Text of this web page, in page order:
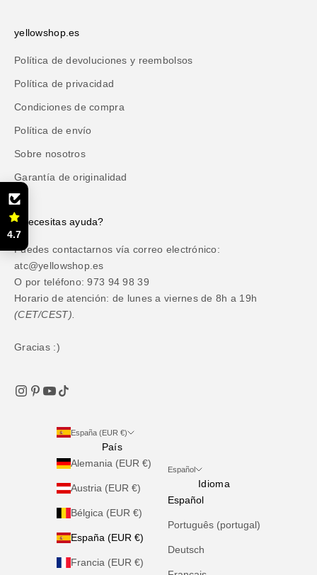
yellowshop.es
Política de devoluciones y reembolsos
Política de privacidad
Condiciones de compra
Política de envío
Sobre nosotros
Garantía de originalidad
¿Necesitas ayuda?
Puedes contactarnos vía correo electrónico:
atc@yellowshop.es
O por teléfono: 973 94 98 39
Horario de atención: de lunes a viernes de 8h a 19h
(CET/CEST).
Gracias :)
España (EUR €)
País
Alemania (EUR €)
Austria (EUR €)
Bélgica (EUR €)
España (EUR €)
Francia (EUR €)
Español
Idioma
Español
Português (portugal)
Deutsch
4.7